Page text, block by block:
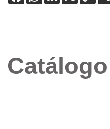
Catálogo